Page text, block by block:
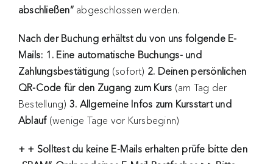
abschließen“abgeschlossen werden.
Nach der Buchung erhältst du von uns folgende E-
Mails: 1. Eine automatische Buchungs- und
Zahlungsbestätigung (sofort) 2. Deinen persönlichen
QR-Code für den Zugang zum Kurs (am Tag der
Bestellung) 3. Allgemeine Infos zum Kursstart und
Ablauf (wenige Tage vor Kursbeginn)
+ + Solltest du keine E-Mails erhalten prüfe bitte den